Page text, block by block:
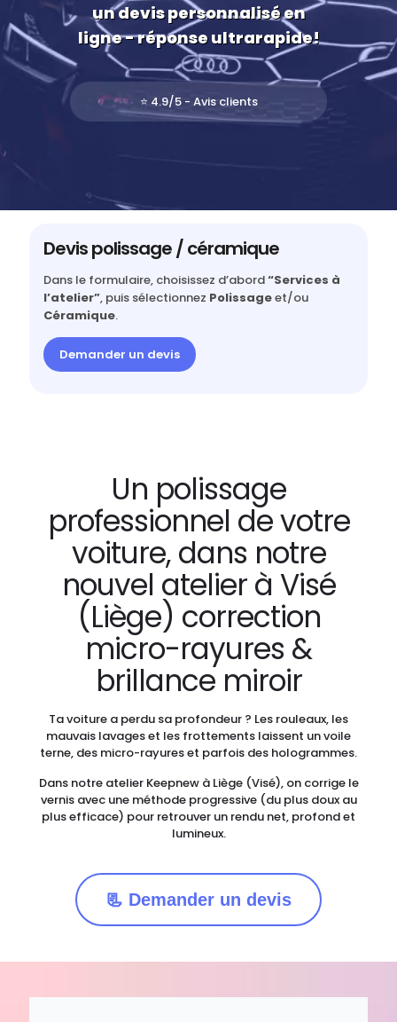
un devis personnalisé en
ligne - réponse ultrarapide!
⭐ 4.9/5 - Avis clients
Devis polissage / céramique
Dans le formulaire, choisissez d’abord“Services à
l’atelier”, puis sélectionnez Polissageet/ou
Céramique.
Demander un devis
Un polissage
professionnel de votre
voiture, dans notre
nouvel atelier à Visé
(Liège) correction
micro-rayures &
brillance miroir
Ta voiture a perdu sa profondeur ? Les rouleaux, les
mauvais lavages et les frottements laissent un voile
terne, des micro-rayures et parfois des hologrammes.
Dans notre atelier Keepnew à Liège (Visé), on corrige le
vernis avec une méthode progressive (du plus doux au
plus efficace) pour retrouver un rendu net, profond et
lumineux.
📃 Demander un devis